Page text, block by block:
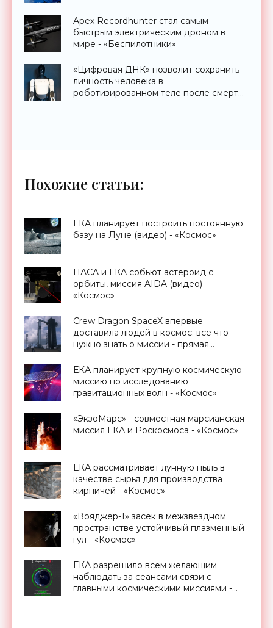
Apex Recordhunter стал самым
быстрым электрическим дроном в
мире - «Беспилотники»
«Цифровая ДНК» позволит сохранить
личность человека в
роботизированном теле после смерти
Похожие статьи:
ЕКА планирует построить постоянную
базу на Луне (видео) - «Космос»
НАСА и ЕКА собьют астероид с
орбиты, миссия AIDA (видео) -
«Космос»
Crew Dragon SpaceX впервые
доставила людей в космос: все что
нужно знать о миссии - прямая
ЕКА планирует крупную космическую
миссию по исследованию
гравитационных волн - «Космос»
«ЭкзоМарс» - совместная марсианская
миссия ЕКА и Роскосмоса - «Космос»
ЕКА рассматривает лунную пыль в
качестве сырья для производства
кирпичей - «Космос»
«Вояджер-1» засек в межзвездном
пространстве устойчивый плазменный
гул - «Космос»
ЕКА разрешило всем желающим
наблюдать за сеансами связи с
главными космическими миссиями -